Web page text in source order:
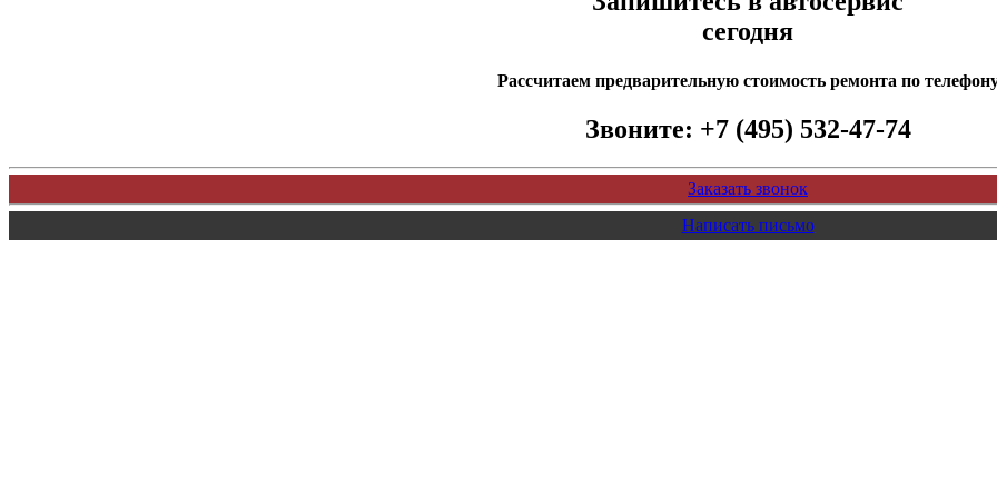
сегодня
Рассчитаем предварительную стоимость ремонта по
Звоните: +7 (495) 532-47-74
Заказать звонок
Написать письмо